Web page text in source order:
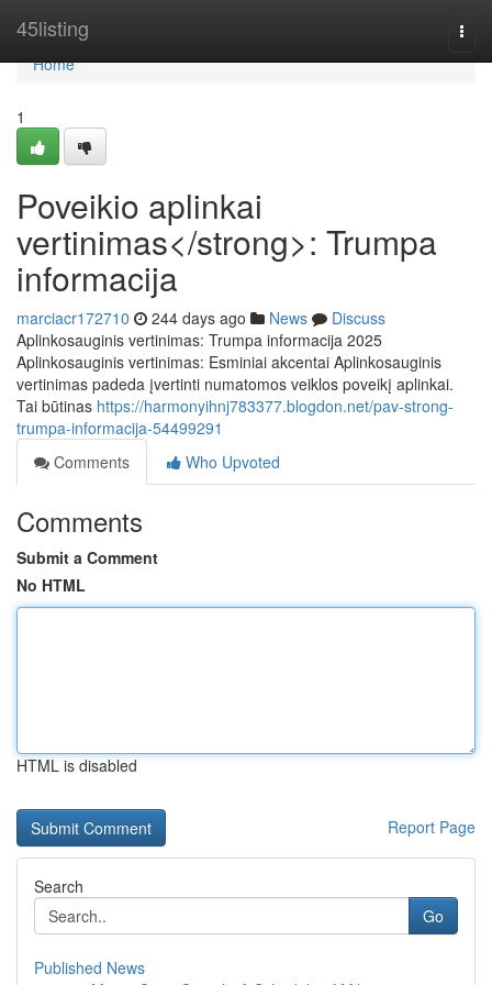
45listing
Home
Home
1
Poveikio aplinkai
vertinimas</strong>: Trumpa
informacija
marciacr172710 244 days ago News
Discuss
Aplinkosauginis vertinimas: Trumpa informacija 2025
Aplinkosauginis vertinimas: Esminiai akcentai Aplinkosauginis
vertinimas padeda įvertinti numatomos veiklos poveikį aplinkai.
Tai būtinas https://harmonyihnj783377.blogdon.net/pav-strong-
trumpa-informacija-54499291
Comments
Who Upvoted
Comments
Submit a Comment
No HTML
HTML is disabled
Report Page
Search
Go
Published News